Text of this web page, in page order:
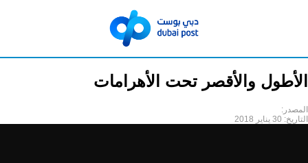
الأطول والأقصر تحت الأهرامات
المصدر:
التاريخ: 30 يناير 2018